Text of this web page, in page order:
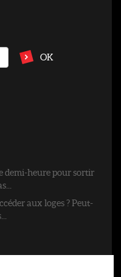
OK
demi-heure pour sortir
aux loges ? Peut-